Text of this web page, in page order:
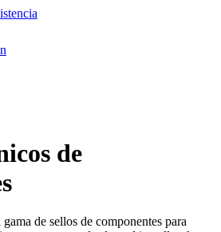
de
de sellos de componentes para